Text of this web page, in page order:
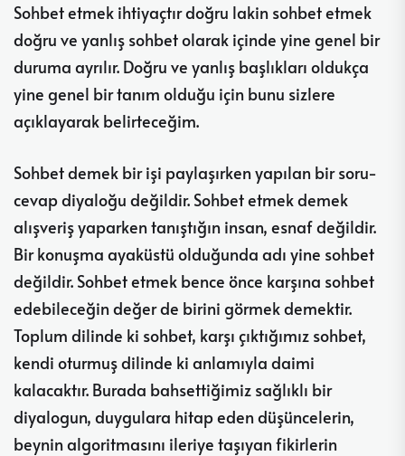
Sohbet etmek ihtiyaçtır doğru lakin sohbet etmek
doğru ve yanlış sohbet olarak içinde yine genel bir
duruma ayrılır. Doğru ve yanlış başlıkları oldukça
yine genel bir tanım olduğu için bunu sizlere
açıklayarak belirteceğim.
Sohbet demek bir işi paylaşırken yapılan bir soru-
cevap diyaloğu değildir. Sohbet etmek demek
alışveriş yaparken tanıştığın insan, esnaf değildir.
Bir konuşma ayaküstü olduğunda adı yine sohbet
değildir. Sohbet etmek bence önce karşına sohbet
edebileceğin değer de birini görmek demektir.
Toplum dilinde ki sohbet, karşı çıktığımız sohbet,
kendi oturmuş dilinde ki anlamıyla daimi
kalacaktır. Burada bahsettiğimiz sağlıklı bir
diyalogun, duygulara hitap eden düşüncelerin,
beynin algoritmasını ileriye taşıyan fikirlerin